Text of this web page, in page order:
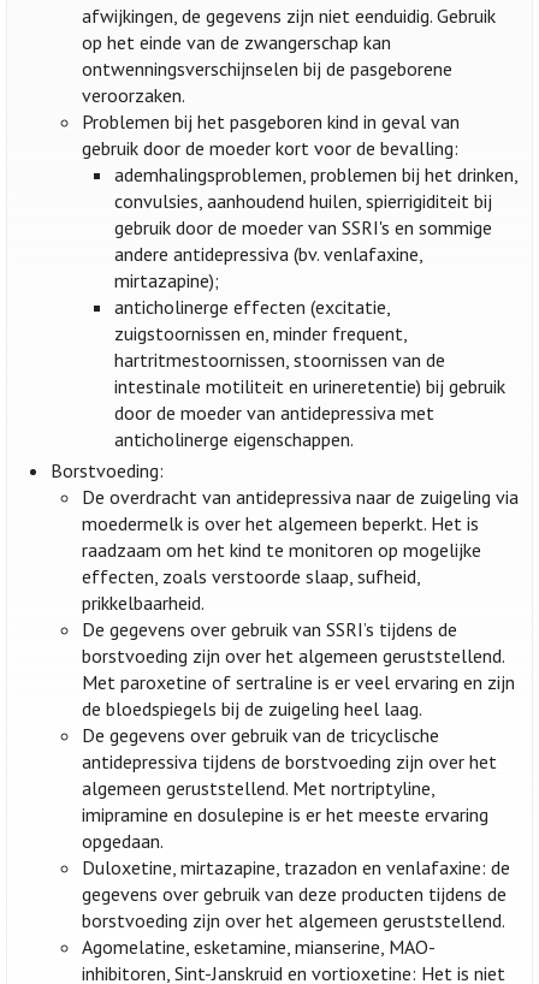
afwijkingen, de gegevens zijn niet eenduidig. Gebruik
op het einde van de zwangerschap kan
ontwenningsverschijnselen bij de pasgeborene
veroorzaken.
Problemen bij het pasgeboren kind in geval van
gebruik door de moeder kort voor de bevalling:
ademhalingsproblemen, problemen bij het drinken,
convulsies, aanhoudend huilen, spierrigiditeit bij
gebruik door de moeder van SSRI's en sommige
andere antidepressiva (bv. venlafaxine,
mirtazapine);
anticholinerge effecten (excitatie,
zuigstoornissen en, minder frequent,
hartritmestoornissen, stoornissen van de
intestinale motiliteit en urineretentie) bij gebruik
door de moeder van antidepressiva met
anticholinerge eigenschappen.
Borstvoeding:
De overdracht van antidepressiva naar de zuigeling via
moedermelk is over het algemeen beperkt. Het is
raadzaam om het kind te monitoren op mogelijke
effecten, zoals verstoorde slaap, sufheid,
prikkelbaarheid.
De gegevens over gebruik van SSRI’s tijdens de
borstvoeding zijn over het algemeen geruststellend.
Met paroxetine of sertraline is er veel ervaring en zijn
de bloedspiegels bij de zuigeling heel laag.
De gegevens over gebruik van de tricyclische
antidepressiva tijdens de borstvoeding zijn over het
algemeen geruststellend. Met nortriptyline,
imipramine en dosulepine is er het meeste ervaring
opgedaan.
Duloxetine, mirtazapine, trazadon en venlafaxine: de
gegevens over gebruik van deze producten tijdens de
borstvoeding zijn over het algemeen geruststellend.
Agomelatine, esketamine, mianserine, MAO-
inhibitoren, Sint-Janskruid en vortioxetine: Het is niet